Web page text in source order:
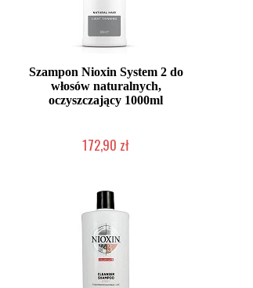
Szampon Nioxin System 2 do
włosów naturalnych,
oczyszczający 1000ml
172,90 zł